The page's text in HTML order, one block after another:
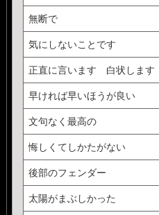
無断で
気にしないことです
正直に言います 白状します
早ければ早いほうが良い
文句なく最高の
悔しくてしかたがない
後部のフェンダー
太陽がまぶしかった